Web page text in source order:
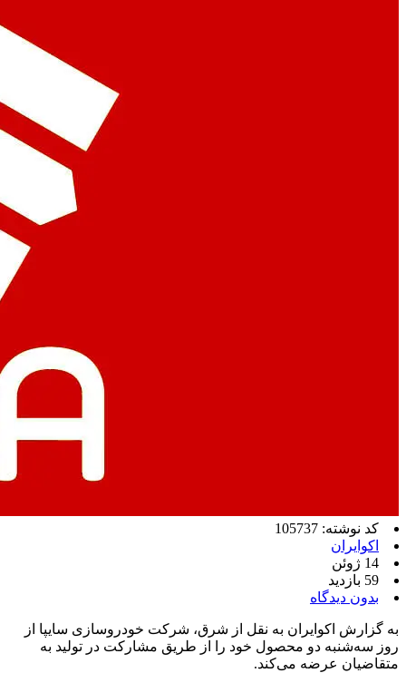
کد نوشته: 105737
اکوایران
14 ژوئن
59 بازدید
بدون دیدگاه
به گزارش اکوایران به نقل از شرق، شرکت خودروسازی سایپا از
روز سه‌شنبه دو محصول خود را از طریق مشارکت در تولید به
متقاضیان عرضه می‌کند.